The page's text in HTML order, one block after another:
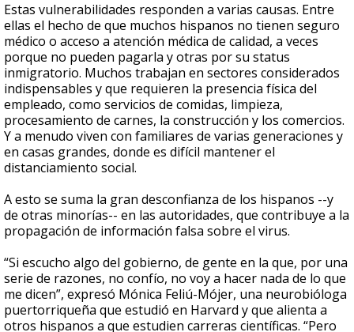
Estas vulnerabilidades responden a varias causas. Entre
ellas el hecho de que muchos hispanos no tienen seguro
médico o acceso a atención médica de calidad, a veces
porque no pueden pagarla y otras por su status
inmigratorio. Muchos trabajan en sectores considerados
indispensables y que requieren la presencia física del
empleado, como servicios de comidas, limpieza,
procesamiento de carnes, la construcción y los comercios.
Y a menudo viven con familiares de varias generaciones y
en casas grandes, donde es difícil mantener el
distanciamiento social.
A esto se suma la gran desconfianza de los hispanos --y
de otras minorías-- en las autoridades, que contribuye a la
propagación de información falsa sobre el virus.
“Si escucho algo del gobierno, de gente en la que, por una
serie de razones, no confío, no voy a hacer nada de lo que
me dicen”, expresó Mónica Feliú-Mójer, una neurobióloga
puertorriqueña que estudió en Harvard y que alienta a
otros hispanos a que estudien carreras científicas. “Pero